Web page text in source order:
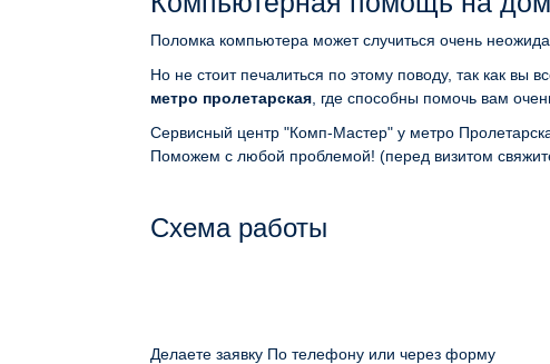
Поломка компьютера может случиться очень
Но не стоит печалиться по этому поводу, так как вы
метро пролетарская , где способны помочь вам
Сервисный центр "Комп-Мастер" у метро
Поможем с любой проблемой! (перед визитом
Схема работы
Делаете заявку По телефону или через форму